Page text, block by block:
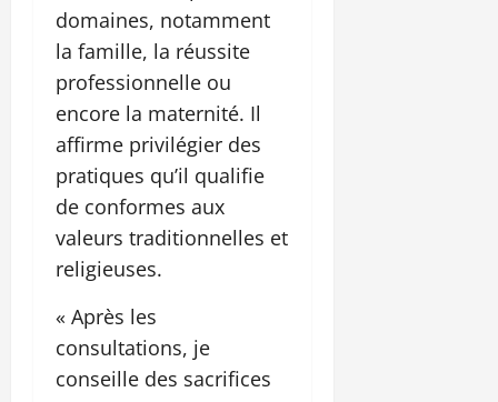
domaines, notamment
la famille, la réussite
professionnelle ou
encore la maternité. Il
affirme privilégier des
pratiques qu’il qualifie
de conformes aux
valeurs traditionnelles et
religieuses.
« Après les
consultations, je
conseille des sacrifices